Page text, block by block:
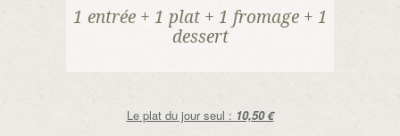
1 entrée + 1 plat + 1 fromage + 1
dessert
Le plat du jour seul : 10,50 €